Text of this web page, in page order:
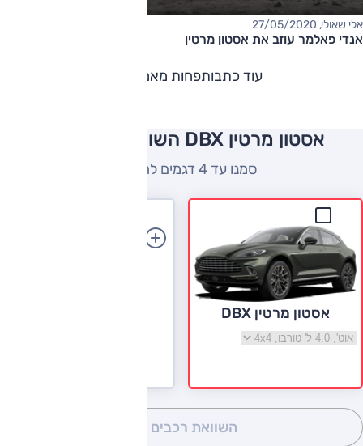
אלי שאולי, 27/05/2020
אנדי פאלמר עוזב את אסטון מרטין
עוד כתבותפחות מאמרים
אסטון מרטין DBX השוואה למתחרים
סמנו עד 4 דגמים להשוואה
אסטון מרטין DBX
בחר גרסה אסטון מרטין DBX
השוואת רכבים